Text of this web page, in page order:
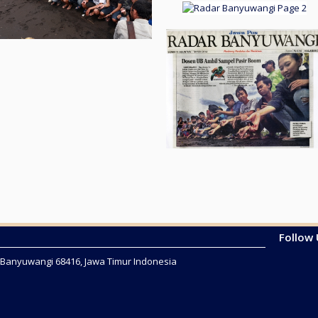
68416, Jawa Timur Indonesia
Follow